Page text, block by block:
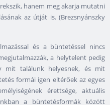
hanem meg akarja mutatni
az útját is. (Brezsnyánszky
és a büntetéssel nincs
a helytelent pedig
mit találunk helyesnek, és mit
formái igen eltérőek az egyes
érettsége, aktuális
a büntetésformák között